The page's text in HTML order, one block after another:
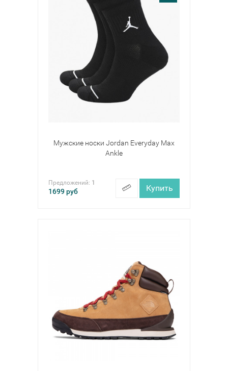
Мужские носки Jordan Everyday Max
Ankle
Предложений: 1
1699руб Купить